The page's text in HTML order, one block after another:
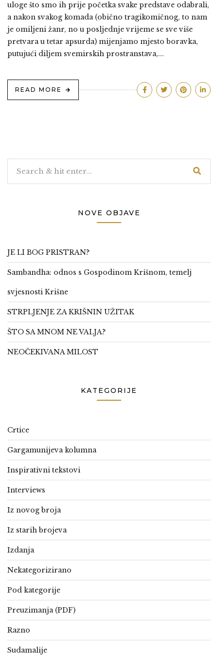
uloge što smo ih prije početka svake predstave odabrali,
a nakon svakog komada (obično tragikomičnog, to nam
je omiljeni žanr, no u posljednje vrijeme se sve više
pretvara u tetar apsurda) mijenjamo mjesto boravka,
putujući diljem svemirskih prostranstava,...
READ MORE
NOVE OBJAVE
JE LI BOG PRISTRAN?
Sambandha: odnos s Gospodinom Krišnom, temelj
svjesnosti Krišne
STRPLJENJE ZA KRIŠNIN UŽITAK
ŠTO SA MNOM NE VALJA?
NEOČEKIVANA MILOST
KATEGORIJE
Crtice
Gargamunijeva kolumna
Inspirativni tekstovi
Interviews
Iz novog broja
Iz starih brojeva
Izdanja
Nekategorizirano
Pod kategorije
Preuzimanja (PDF)
Razno
Sudamalije